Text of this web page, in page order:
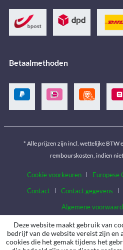
Betaalmethoden
* Alle prijzen zijn incl. wettelijke BTW
rembourskosten, indien
Cookie voorkeuren Europese
Contact
Contact gegevens
Algemene
Deze website maakt gebruik van
bedrijf van de website vereist zijn
cookies die het gemak tijdens het